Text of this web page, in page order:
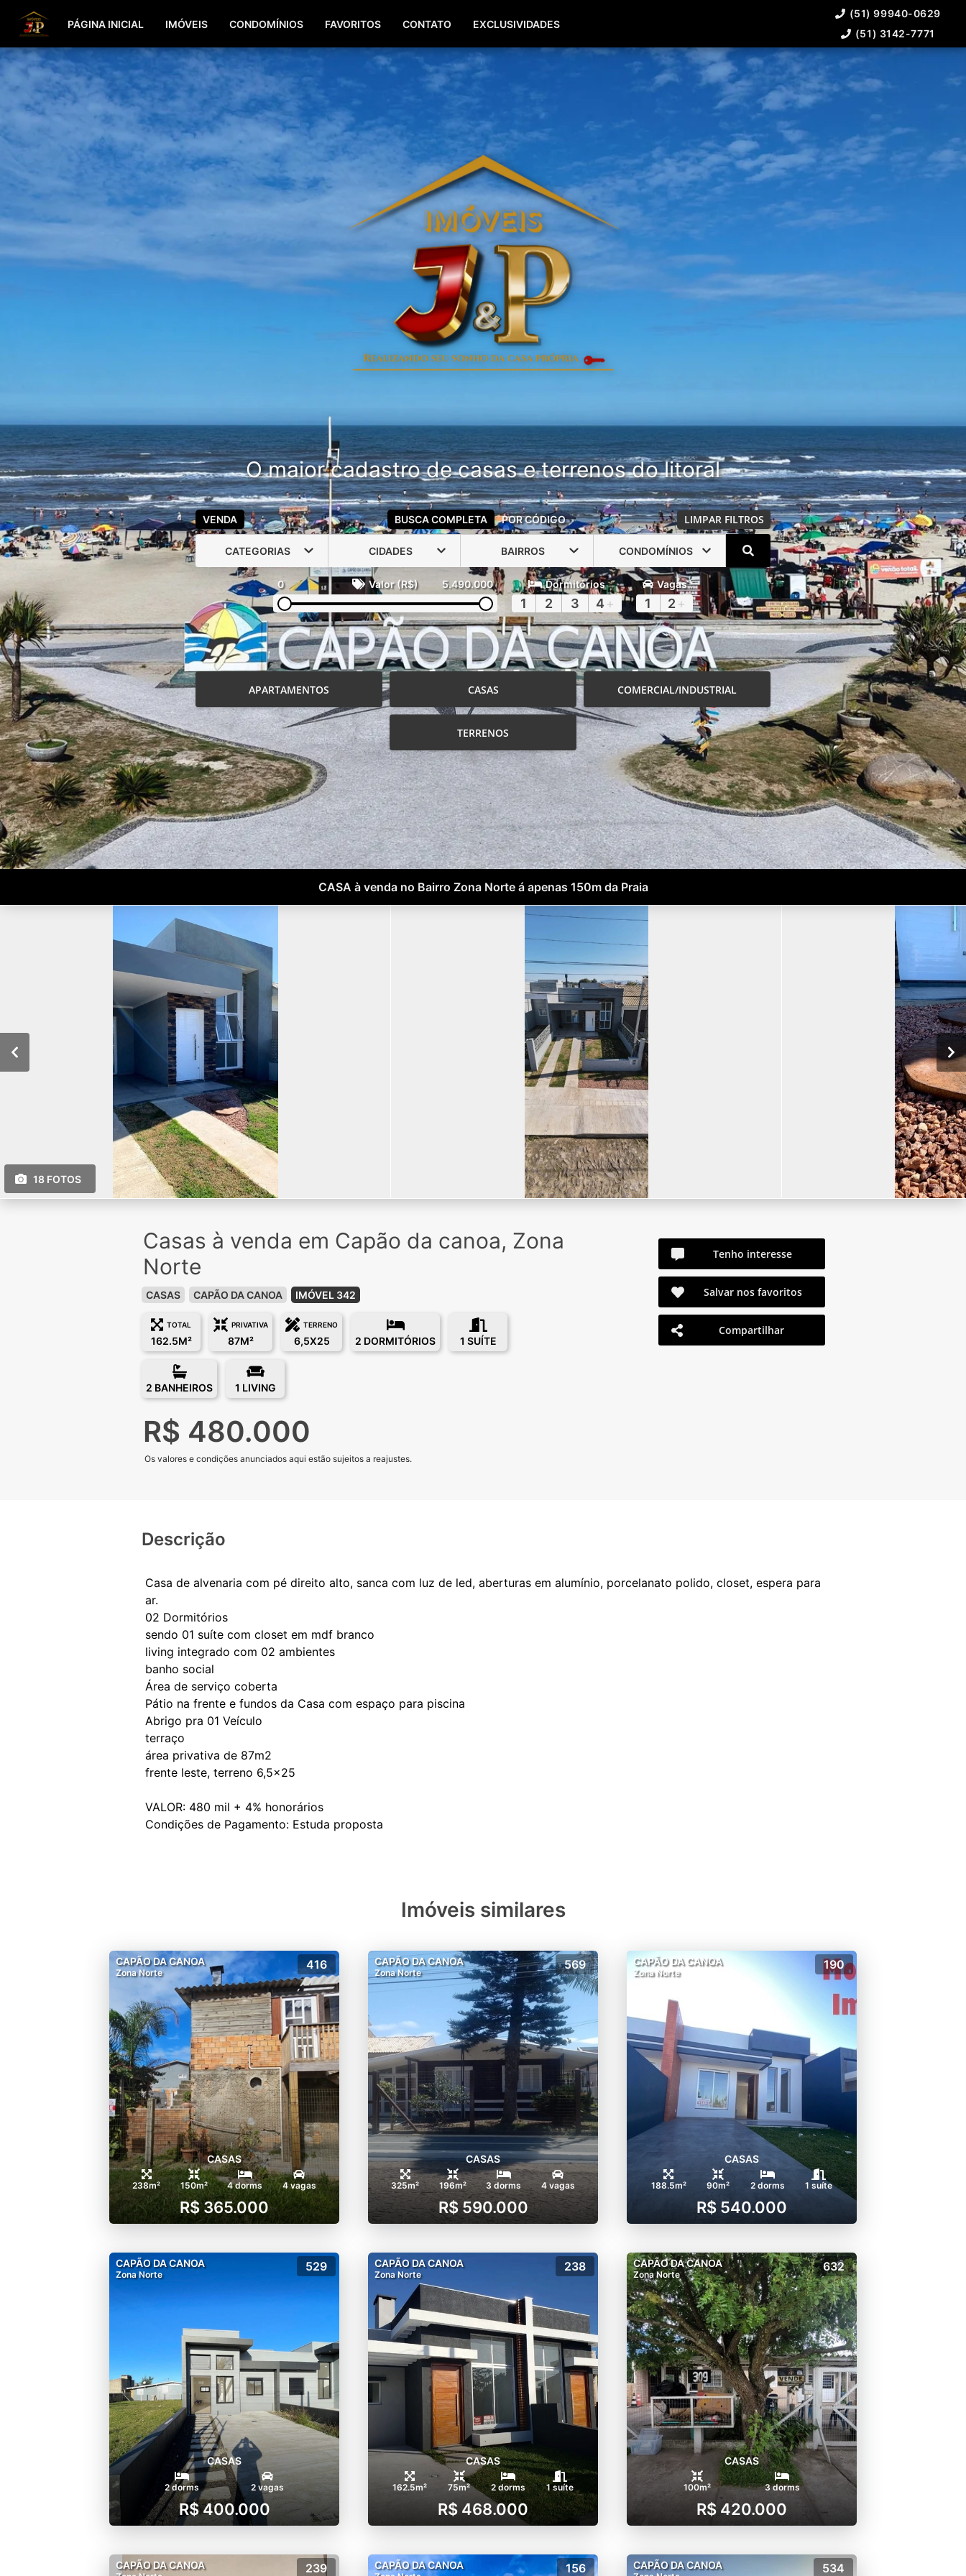
(51) 99940-0629 (51) 3142-7771
PÁGINA INICIAL IMÓVEIS CONDOMÍNIOS FAVORITOS CONTATO EXCLUSIVIDADES
(51) 99940-0629
(51) 3142-7771
O maior cadastro de casas e terrenos do litoral
VENDA BUSCA COMPLETA POR CÓDIGO LIMPAR FILTROS
CATEGORIAS CIDADES BAIRROS CONDOMÍNIOS
0 Valor (R$) 5.490.000 Dormitórios
1 2 3 4 +
Vagas
1 2 +
APARTAMENTOS CASAS COMERCIAL/INDUSTRIAL
TERRENOS
CASA à venda no Bairro Zona Norte á apenas 150m da Praia
18 FOTOS
Casas à venda em Capão da canoa, Zona
Norte
CASAS CAPÃO DA CANOA IMÓVEL 342
TOTAL
162.5M²
PRIVATIVA
87M²
TERRENO
6,5X25 2 DORMITÓRIOS 1 SUÍTE
2 BANHEIROS 1 LIVING
R$ 480.000
Os valores e condições anunciados aqui estão sujeitos a reajustes.
Tenho interesse
Salvar nos favoritos
Compartilhar
Descrição
Casa de alvenaria com pé direito alto, sanca com luz de led, aberturas em alumínio, porcelanato polido, closet, espera para
ar.
02 Dormitórios
sendo 01 suíte com closet em mdf branco
living integrado com 02 ambientes
banho social
Área de serviço coberta
Pátio na frente e fundos da Casa com espaço para piscina
Abrigo pra 01 Veículo
terraço
área privativa de 87m2
frente leste, terreno 6,5x25
VALOR: 480 mil + 4% honorários
Imóveis similares
CAPÃO DA CANOA
Zona Norte
416
CASAS
238m² 150m² 4 dorms 4 vagas
R$ 365.000
CAPÃO DA CANOA
Zona Norte
569
CASAS
325m² 196m² 3 dorms 4 vagas
R$ 590.000
CAPÃO DA CANOA
Zona Norte
190
CASAS
188.5m² 90m² 2 dorms 1 suíte
R$ 540.000
CAPÃO DA CANOA
Zona Norte
529
CASAS
2 dorms 2 vagas
R$ 400.000
CAPÃO DA CANOA
Zona Norte
238
CASAS
162.5m² 75m² 2 dorms 1 suíte
R$ 468.000
CAPÃO DA CANOA
Zona Norte
632
CASAS
100m² 3 dorms
R$ 420.000
CAPÃO DA CANOA 239 CAPÃO DA CANOA 156 CAPÃO DA CANOA 534